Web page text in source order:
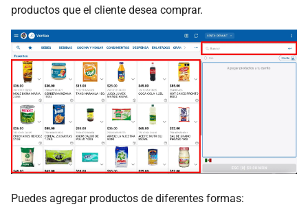
productos que el cliente desea comprar.
Puedes agregar productos de diferentes formas: